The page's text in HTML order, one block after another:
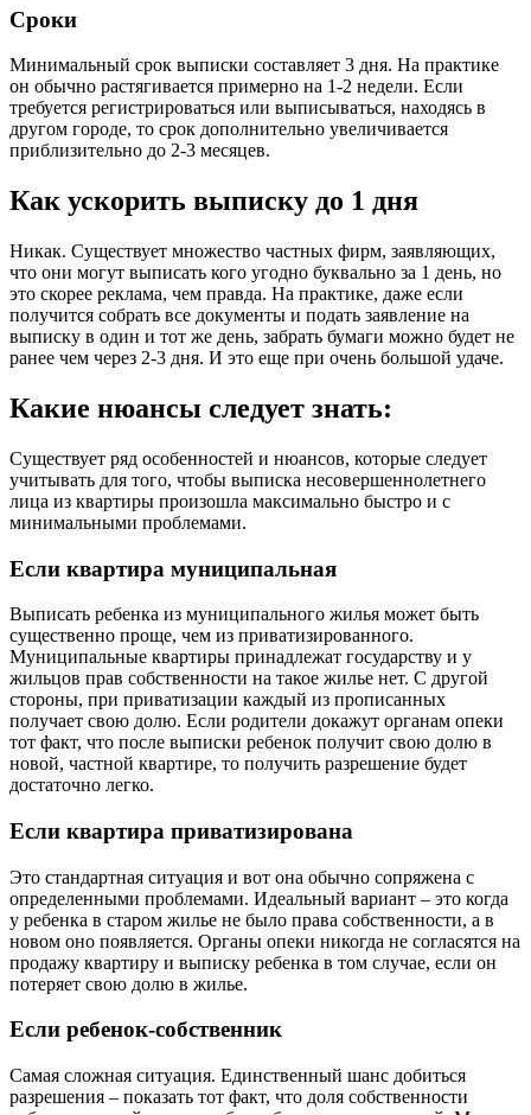
Сроки
Минимальный срок выписки составляет 3 дня. На практике
он обычно растягивается примерно на 1-2 недели. Если
требуется регистрироваться или выписываться, находясь в
другом городе, то срок дополнительно увеличивается
приблизительно до 2-3 месяцев.
Как ускорить выписку до 1 дня
Никак. Существует множество частных фирм, заявляющих,
что они могут выписать кого угодно буквально за 1 день, но
это скорее реклама, чем правда. На практике, даже если
получится собрать все документы и подать заявление на
выписку в один и тот же день, забрать бумаги можно будет не
ранее чем через 2-3 дня. И это еще при очень большой удаче.
Какие нюансы следует знать:
Существует ряд особенностей и нюансов, которые следует
учитывать для того, чтобы выписка несовершеннолетнего
лица из квартиры произошла максимально быстро и с
минимальными проблемами.
Если квартира муниципальная
Выписать ребенка из муниципального жилья может быть
существенно проще, чем из приватизированного.
Муниципальные квартиры принадлежат государству и у
жильцов прав собственности на такое жилье нет. С другой
стороны, при приватизации каждый из прописанных
получает свою долю. Если родители докажут органам опеки
тот факт, что после выписки ребенок получит свою долю в
новой, частной квартире, то получить разрешение будет
достаточно легко.
Если квартира приватизирована
Это стандартная ситуация и вот она обычно сопряжена с
определенными проблемами. Идеальный вариант – это когда
у ребенка в старом жилье не было права собственности, а в
новом оно появляется. Органы опеки никогда не согласятся на
продажу квартиру и выписку ребенка в том случае, если он
потеряет свою долю в жилье.
Если ребенок-собственник
Самая сложная ситуация. Единственный шанс добиться
разрешения – показать тот факт, что доля собственности